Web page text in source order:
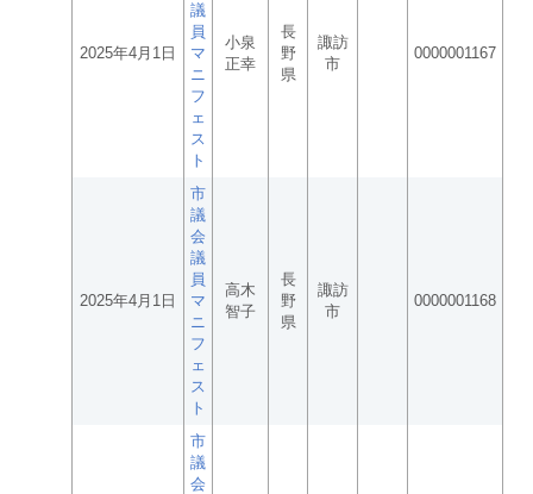
2025年4月1日
議
員
マ
ニ
フ
ェ
ス
ト
小泉
正幸
長
野
県
諏訪
市
0000001167
2025年4月1日
市
議
会
議
員
マ
ニ
フ
ェ
ス
ト
高木
智子
長
野
県
諏訪
市
0000001168
市
議
会